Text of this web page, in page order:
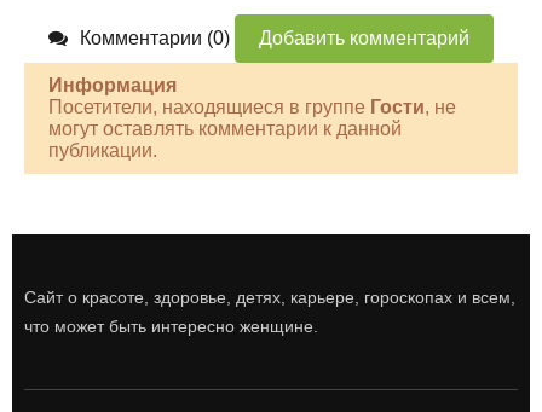
Комментарии (0) Добавить комментарий
Информация
Посетители, находящиеся в группе Гости, не
могут оставлять комментарии к данной
публикации.
Сайт о красоте, здоровье, детях, карьере, гороскопах и всем,
что может быть интересно женщине.